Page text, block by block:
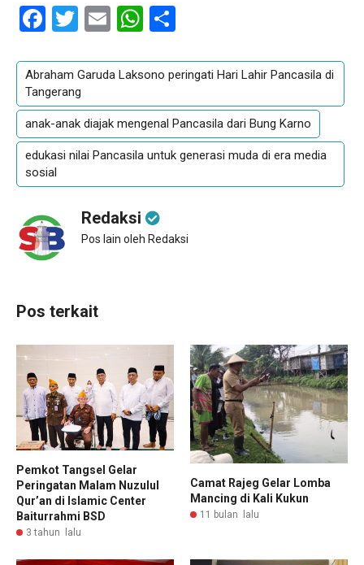
Facebook
Twitter
EmailWhatsApp
Abraham Garuda Laksono peringati Hari Lahir Pancasila di
Tangerang
anak-anak diajak mengenal Pancasila dari Bung Karno
edukasi nilai Pancasila untuk generasi muda di era media
sosial
Redaksi
Pos lain oleh Redaksi
Pos terkait
Pemkot Tangsel Gelar
Peringatan Malam Nuzulul
Qur’an di Islamic Center
Baiturrahmi BSD
3 tahun lalu
Camat Rajeg Gelar Lomba
Mancing di Kali Kukun
11 bulan lalu